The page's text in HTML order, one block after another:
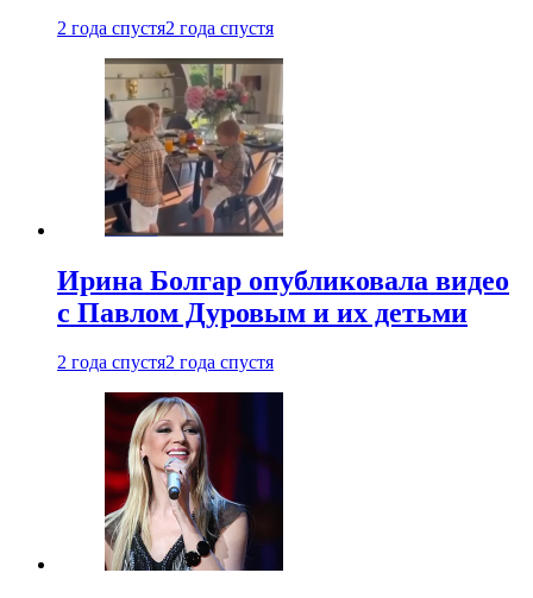
2 года спустя2 года спустя
Ирина Болгар опубликовала видео
с Павлом Дуровым и их детьми
2 года спустя2 года спустя